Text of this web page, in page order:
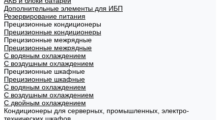
Дополнительные элементы для ИБП
Резервирование питания
Прецизионные кондиционеры
Прецизионные кондиционеры
Прецизионные межрядные
Прецизионные межрядные
С водяным охлаждением
С воздушным охлаждением
Прецизионные шкафные
Прецизионные шкафные
С водяным охлаждением
С воздушным охлаждением
С двойным охлаждением
Кондиционеры для серверных, промышленных, электро-